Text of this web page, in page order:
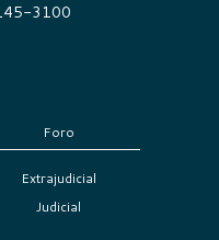
3100
Foro
Extrajudicial
Judicial